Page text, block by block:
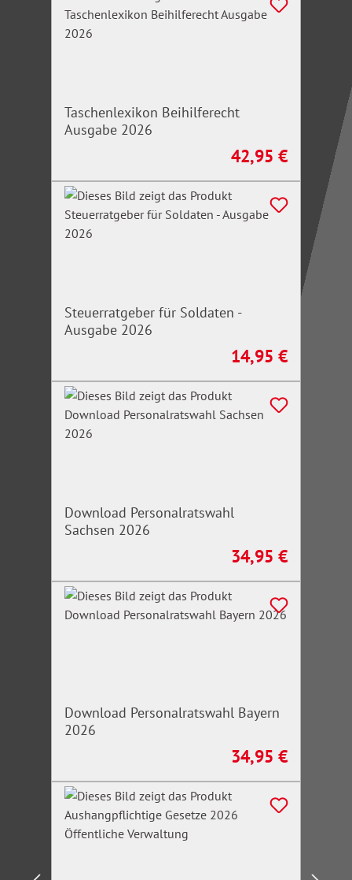
Taschenlexikon Beihilferecht
Ausgabe 2026
Regulärer Preis:
42,95 €
Steuerratgeber für Soldaten -
Ausgabe 2026
Regulärer Preis:
14,95 €
Download Personalratswahl
Sachsen 2026
Regulärer Preis:
34,95 €
Download Personalratswahl Bayern
2026
Regulärer Preis:
34,95 €